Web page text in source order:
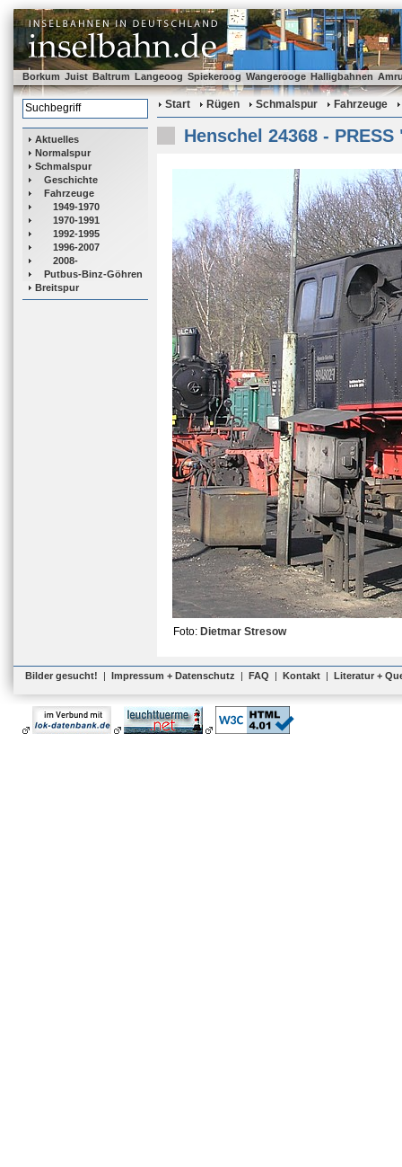
Borkum Juist Baltrum Langeoog Spiekeroog Wangerooge Halligbahnen
Aktuelles
Normalspur
Schmalspur
Geschichte
Fahrzeuge
1949-1970
1970-1991
1992-1995
1996-2007
2008-
Putbus-Binz-Göhren
Breitspur
Start Rügen Schmalspur Fahrzeuge
Henschel 24368 - PRESS
Foto: Dietmar Stresow
Bilder gesucht! | Impressum + Datenschutz | FAQ | Kontakt | Literatur +